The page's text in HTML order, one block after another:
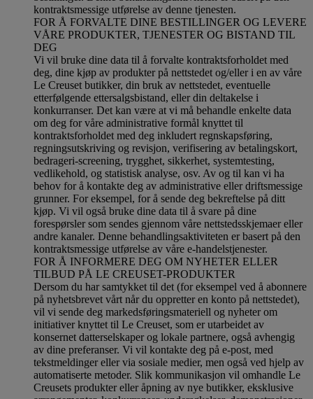
kontraktsmessige utførelse av denne tjenesten.
FOR Å FORVALTE DINE BESTILLINGER OG LEVERE
VÅRE PRODUKTER, TJENESTER OG BISTAND TIL
DEG
Vi vil bruke dine data til å forvalte kontraktsforholdet med
deg, dine kjøp av produkter på nettstedet og/eller i en av våre
Le Creuset butikker, din bruk av nettstedet, eventuelle
etterfølgende ettersalgsbistand, eller din deltakelse i
konkurranser. Det kan være at vi må behandle enkelte data
om deg for våre administrative formål knyttet til
kontraktsforholdet med deg inkludert regnskapsføring,
regningsutskriving og revisjon, verifisering av betalingskort,
bedrageri-screening, trygghet, sikkerhet, systemtesting,
vedlikehold, og statistisk analyse, osv. Av og til kan vi ha
behov for å kontakte deg av administrative eller driftsmessige
grunner. For eksempel, for å sende deg bekreftelse på ditt
kjøp. Vi vil også bruke dine data til å svare på dine
forespørsler som sendes gjennom våre nettstedsskjemaer eller
andre kanaler. Denne behandlingsaktiviteten er basert på den
kontraktsmessige utførelse av våre e-handelstjenester.
FOR Å INFORMERE DEG OM NYHETER ELLER
TILBUD PÅ LE CREUSET-PRODUKTER
Dersom du har samtykket til det (for eksempel ved å abonnere
på nyhetsbrevet vårt når du oppretter en konto på nettstedet),
vil vi sende deg markedsføringsmateriell og nyheter om
initiativer knyttet til Le Creuset, som er utarbeidet av
konsernet datterselskaper og lokale partnere, også avhengig
av dine preferanser. Vi vil kontakte deg på e-post, med
tekstmeldinger eller via sosiale medier, men også ved hjelp av
automatiserte metoder. Slik kommunikasjon vil omhandle Le
Creusets produkter eller åpning av nye butikker, eksklusive